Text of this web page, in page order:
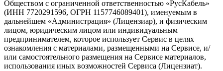
Обществом с ограниченной ответственностью «РусКабель»
(ИНН 7720291596, ОГРН 1157746089401), именуемым в
дальнейшем «Администрация» (Лицензиар), и физическим
лицом, юридическим лицом или индивидуальным
предпринимателем, которое использует Сервис в целях
ознакомления с материалами, размещенными на Сервисе, и/
или самостоятельного размещения на Сервисе материалов,
использования иных возможностей Сервиса (Лицензиат).